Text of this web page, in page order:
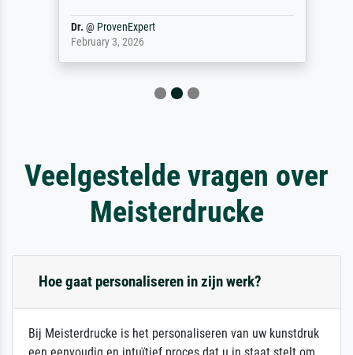
Dr.@ProvenExpert
February 3, 2026
Veelgestelde vragen over
Meisterdrucke
Hoe gaat personaliseren in zijn werk?
Bij Meisterdrucke is het personaliseren van uw kunstdruk